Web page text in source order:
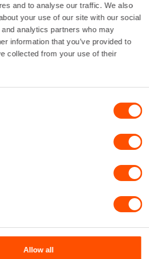
and to analyse our traffic. We also
your use of our site with our social
analytics partners who may
information that you’ve provided to
collected from your use of their
Allow all
myös
palvelee
SOITA